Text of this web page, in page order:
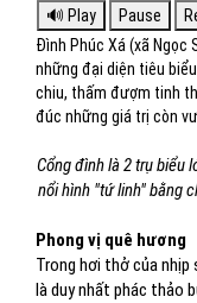
Đình Phúc Xá (xã Ngọc
những đại diện tiêu
chiu, thấm đượm tinh
đúc những giá trị còn
Cổng đình là 2 trụ biểu
nổi hình "tứ linh" bằng
Phong vị quê hương
Trong hơi thở của nhịp
là duy nhất phác thảo